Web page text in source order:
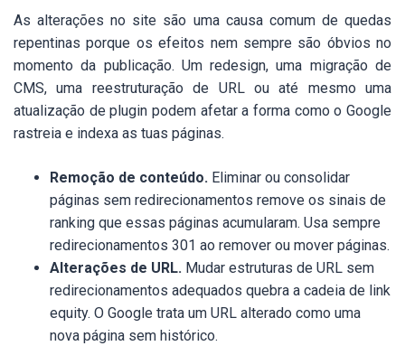
As alterações no site são uma causa comum de quedas
repentinas porque os efeitos nem sempre são óbvios no
momento da publicação. Um redesign, uma migração de
CMS, uma reestruturação de URL ou até mesmo uma
atualização de plugin podem afetar a forma como o Google
rastreia e indexa as tuas páginas.
Remoção de conteúdo. Eliminar ou consolidar
páginas sem redirecionamentos remove os sinais de
ranking que essas páginas acumularam. Usa sempre
redirecionamentos 301 ao remover ou mover páginas.
Alterações de URL. Mudar estruturas de URL sem
redirecionamentos adequados quebra a cadeia de link
equity. O Google trata um URL alterado como uma
nova página sem histórico.